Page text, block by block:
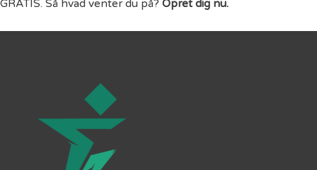
GRATIS. Så hvad venter du på? Opret dig nu.